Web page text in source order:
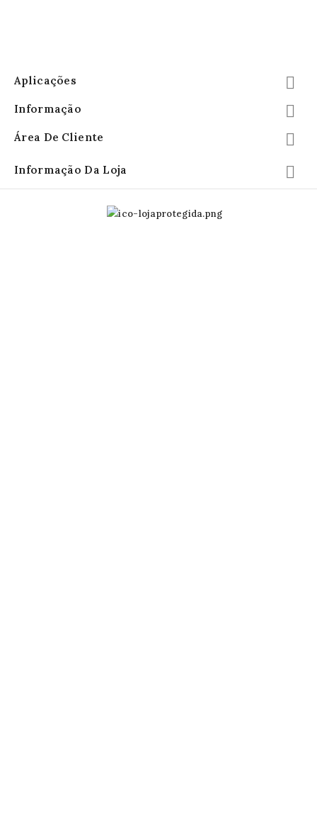
Aplicações 
Informação 
Área De Cliente 
Informação Da Loja 